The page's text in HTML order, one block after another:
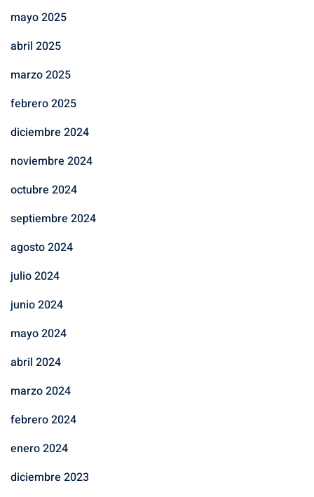
mayo 2025
abril 2025
marzo 2025
febrero 2025
diciembre 2024
noviembre 2024
octubre 2024
septiembre 2024
agosto 2024
julio 2024
junio 2024
mayo 2024
abril 2024
marzo 2024
febrero 2024
enero 2024
diciembre 2023